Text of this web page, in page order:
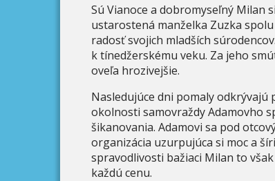
Sú Vianoce a dobromyseľný Milan
ustarostená manželka Zuzka
radosť svojich mladších
k tínedžerskému veku. Za jeho
oveľa hrozivejšie.
Nasledujúce dni pomaly odkrývajú
okolnosti samovraždy Adamovho
šikanovania. Adamovi sa pod
organizácia uzurpujúca si moc a
spravodlivosti bažiaci Milan to
každú cenu.